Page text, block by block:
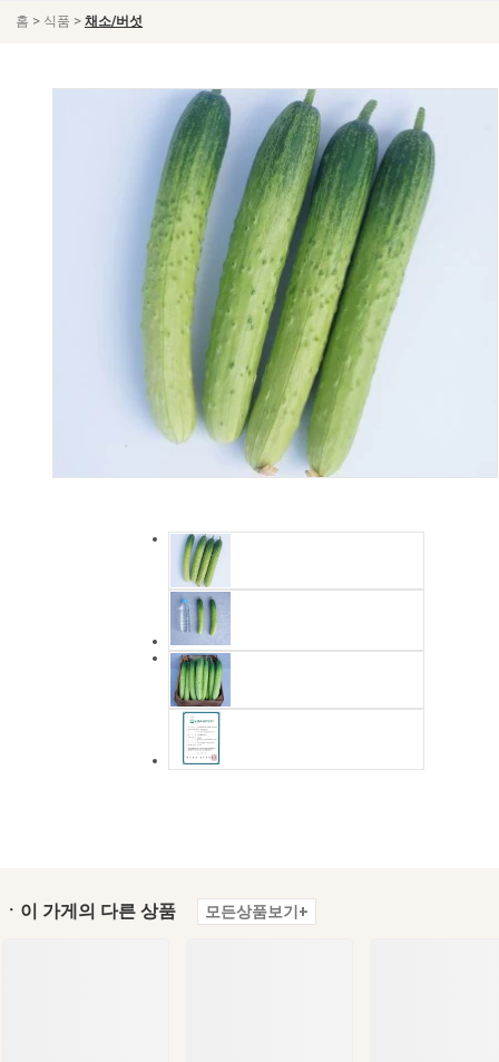
홈 > 식품 > 채소/버섯
ㆍ이 가게의 다른 상품 모든상품보기+